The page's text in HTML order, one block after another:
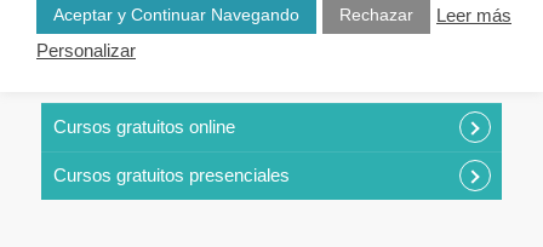
Cursos gratuitos online
Cursos gratuitos presenciales
Aceptar y Continuar Navegando Rechazar
Leer más
Personalizar